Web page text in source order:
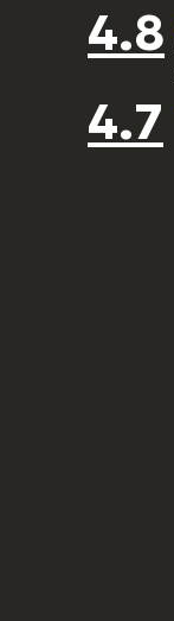
4.8
4.7